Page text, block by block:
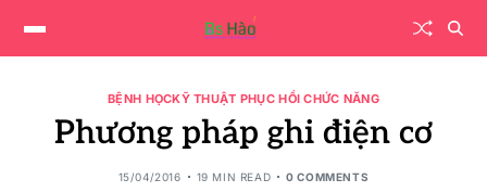
BỆNH HỌCKỸ THUẬT PHỤC HỒI CHỨC NĂNG
Phương pháp ghi điện cơ
15/04/2016 19 MIN READ 0 COMMENTS